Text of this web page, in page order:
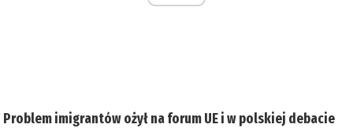
Problem imigrantów ożył na forum UE i w polskiej debacie